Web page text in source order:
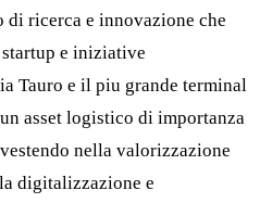
di ricerca e innovazione che
e iniziative
Tauro e il piu grande terminal
asset logistico di importanza
nella valorizzazione
digitalizzazione e